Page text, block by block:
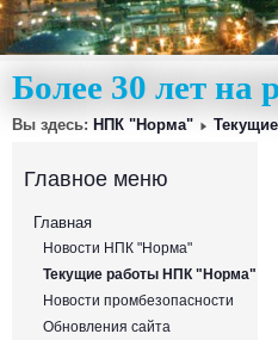
Более 30 лет
Вы здесь: НПК "Норма"
Главное меню
Главная
Новости НПК "Норма"
Текущие работы НПК "Норма"
Новости промбезопасности
Обновления сайта